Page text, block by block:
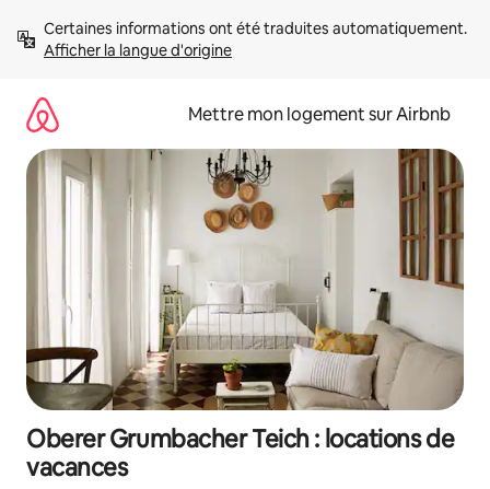
directement
Afficher la langue d'origine
Mettre mon logement sur Airbnb
Oberer Grumbacher Teich : locations de
vacances